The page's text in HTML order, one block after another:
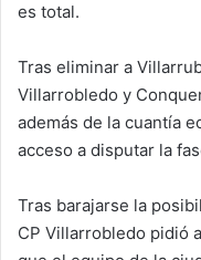
es total.
Tras eliminar a
Villarrobledo y
además de la cuantía
acceso a disputar la
Tras barajarse la
CP Villarrobledo pidió